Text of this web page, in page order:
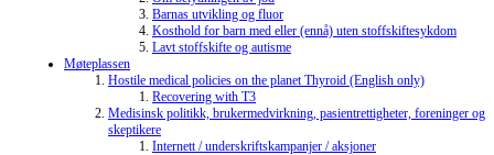
Barnas utvikling og fluor
Kosthold for barn med eller (ennå) uten stoffskiftesykdom
Lavt stoffskifte og autisme
Møteplassen
Hostile medical policies on the planet Thyroid (English only)
Recovering with T3
Medisinsk politikk, brukermedvirkning, pasientrettigheter, foreninger og
skeptikere
Internett / underskriftskampanjer / aksjoner